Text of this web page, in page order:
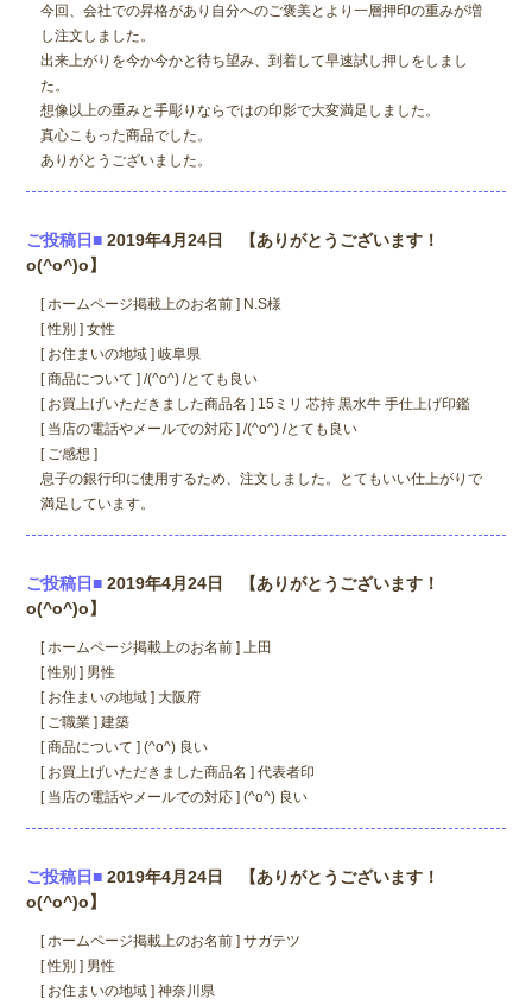
今回、会社での昇格があり自分へのご褒美とより一層押印の重みが増
し注文しました。
出来上がりを今か今かと待ち望み、到着して早速試し押しをしまし
た。
想像以上の重みと手彫りならではの印影で大変満足しました。
真心こもった商品でした。
ありがとうございました。
ご投稿日■ 2019年4月24日 【ありがとうございます！
o(^o^)o】
[ ホームページ掲載上のお名前 ] N.S様
[ 性別 ] 女性
[ お住まいの地域 ] 岐阜県
[ 商品について ] /(^o^) /とても良い
[ お買上げいただきました商品名 ] 15ミリ 芯持 黒水牛 手仕上げ印鑑
[ 当店の電話やメールでの対応 ] /(^o^) /とても良い
[ ご感想 ]
息子の銀行印に使用するため、注文しました。とてもいい仕上がりで
満足しています。
ご投稿日■ 2019年4月24日 【ありがとうございます！
o(^o^)o】
[ ホームページ掲載上のお名前 ] 上田
[ 性別 ] 男性
[ お住まいの地域 ] 大阪府
[ ご職業 ] 建築
[ 商品について ] (^o^) 良い
[ お買上げいただきました商品名 ] 代表者印
[ 当店の電話やメールでの対応 ] (^o^) 良い
ご投稿日■ 2019年4月24日 【ありがとうございます！
o(^o^)o】
[ ホームページ掲載上のお名前 ] サガテツ
[ 性別 ] 男性
[ お住まいの地域 ] 神奈川県